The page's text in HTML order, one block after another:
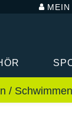
/ Schwimmen